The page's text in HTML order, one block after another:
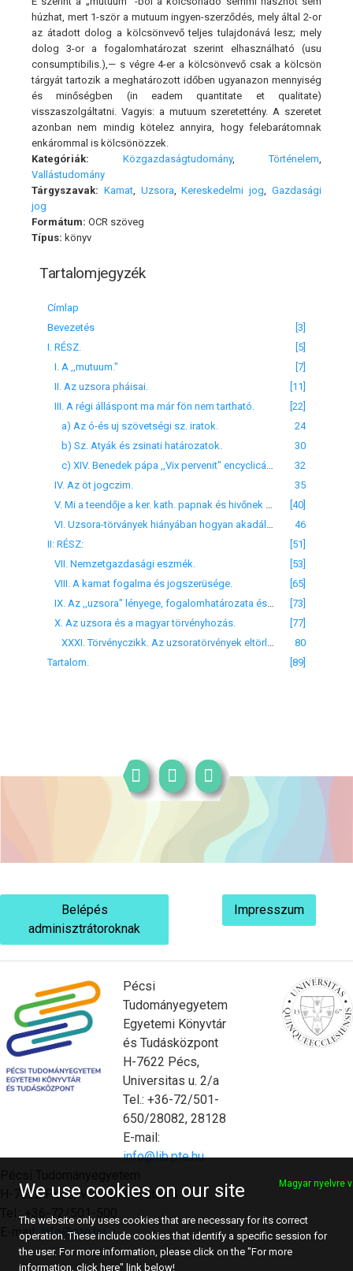
húzhat, mert 1-ször a mutuum ingyen-szerződés, mely által 2-or
az átadott dolog a kölcsönvevő teljes tulajdonává lesz; mely
dolog 3-or a fogalomhatározat szerint elhasználható (usu
consumptibilis.),— s végre 4-er a kölcsönvevő csak a kölcsön
tárgyát tartozik a meghatározott időben ugyanazon mennyiség
és minőségben (in eadem quantitate et qualitate)
visszaszolgáltatni. Vagyis: a mutuum szeretettény. A szeretet
azonban nem mindig kötelez annyira, hogy felebarátomnak
enkárommal is kölcsönözzek.
Kategóriák:
Közgazdaságtudomány,Történelem
Vallástudomány
Tárgyszavak: Kamat, Uzsora ,Kereskedelmi jog ,Gazdasági
jog
Formátum: OCR szöveg
Típus: könyv
Tartalomjegyzék
Címlap
Bevezetés
[3]
I. RÉSZ.
[5]
I. A ,,mutuum."
[7]
II. Az uzsora pháisai.
[11]
III. A régi álláspont ma már fön nem tartható.
[22]
a) Az ó-és uj szövetségi sz. iratok.
24
b) Sz. Atyák és zsinati határozatok.
30
32
IV. Az öt jogczim.
35
[40]
46
II: RÉSZ:
[51]
VII. Nemzetgazdasági eszmék.
[53]
VIII. A kamat fogalma és jogszerüsége.
[65]
[73]
X. Az uzsora és a magyar törvényhozás.
[77]
80
Tartalom.
[89]
Belépés
adminisztrátoroknak
Impresszum
Pécsi
Tudományegyetem
Egyetemi Könyvtár
és Tudásközpont
H-7622 Pécs,
Universitas u. 2/a
Tel.: +36-72/501-
650/28082, 28128
E-mail:
info@lib.pte.hu
H-7622 Pécs, Vasvári Pál utca 4.
Tel.: +36-72/501-500
E-mail:info@pte.hu
We use cookies on our site Magyar nyelvre
The website only uses cookies that are necessary for its correct
operation. These include cookies that identify a specific session for
the user. For more information, please click on the "For more
information, click here" link below!